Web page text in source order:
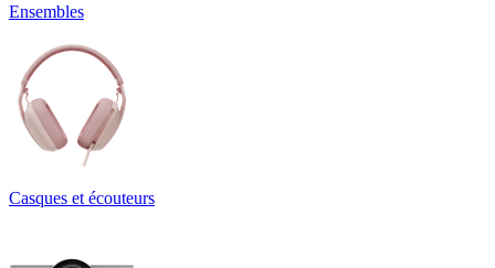
Ensembles
Casques et écouteurs